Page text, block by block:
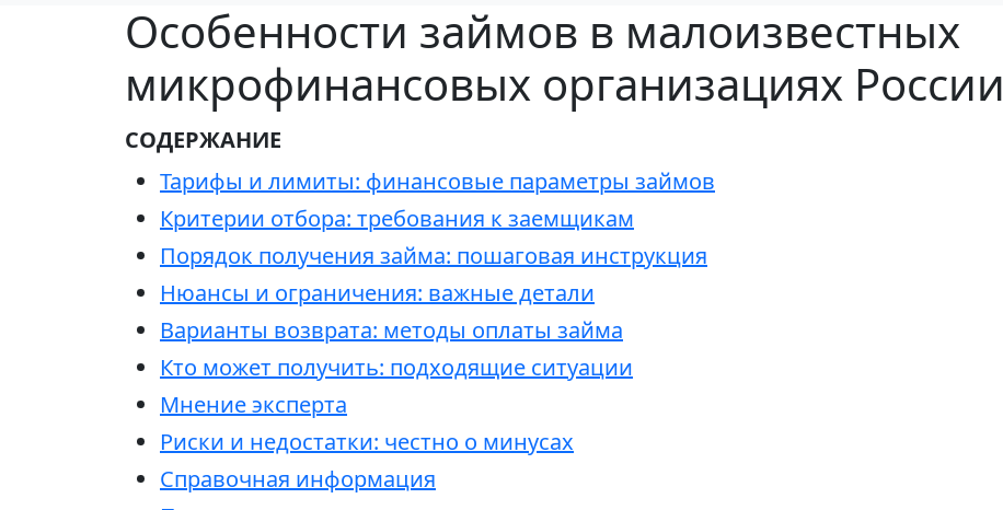
Особенности займов в малоизвестных
микрофинансовых организациях России
СОДЕРЖАНИЕ
Тарифы и лимиты: финансовые параметры займов
Критерии отбора: требования к заемщикам
Порядок получения займа: пошаговая инструкция
Нюансы и ограничения: важные детали
Варианты возврата: методы оплаты займа
Кто может получить: подходящие ситуации
Мнение эксперта
Риски и недостатки: честно о минусах
Справочная информация